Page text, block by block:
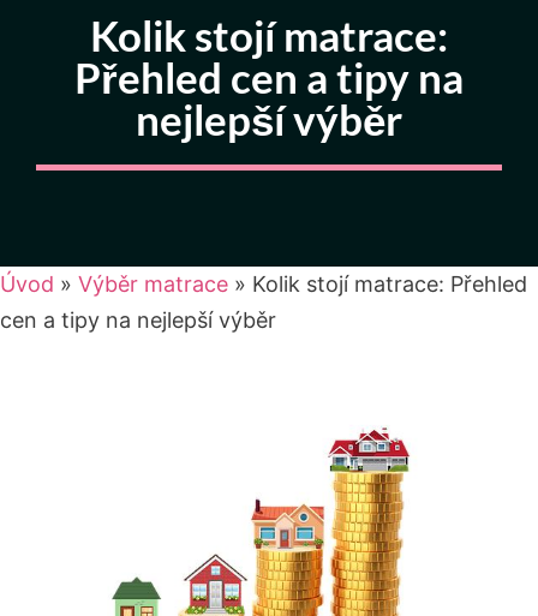
Kolik stojí matrace:
Přehled cen a tipy na
nejlepší výběr
Úvod » Výběr matrace » Kolik stojí matrace: Přehled
cen a tipy na nejlepší výběr